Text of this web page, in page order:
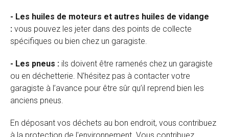
- Les huiles de moteurs et autres huiles de vidange
: vous pouvez les jeter dans des points de collecte
spécifiques ou bien chez un garagiste.
- Les pneus : ils doivent être ramenés chez un garagiste
ou en déchetterie. N’hésitez pas à contacter votre
garagiste à l’avance pour être sûr qu’il reprend bien les
anciens pneus.
En déposant vos déchets au bon endroit, vous contribuez